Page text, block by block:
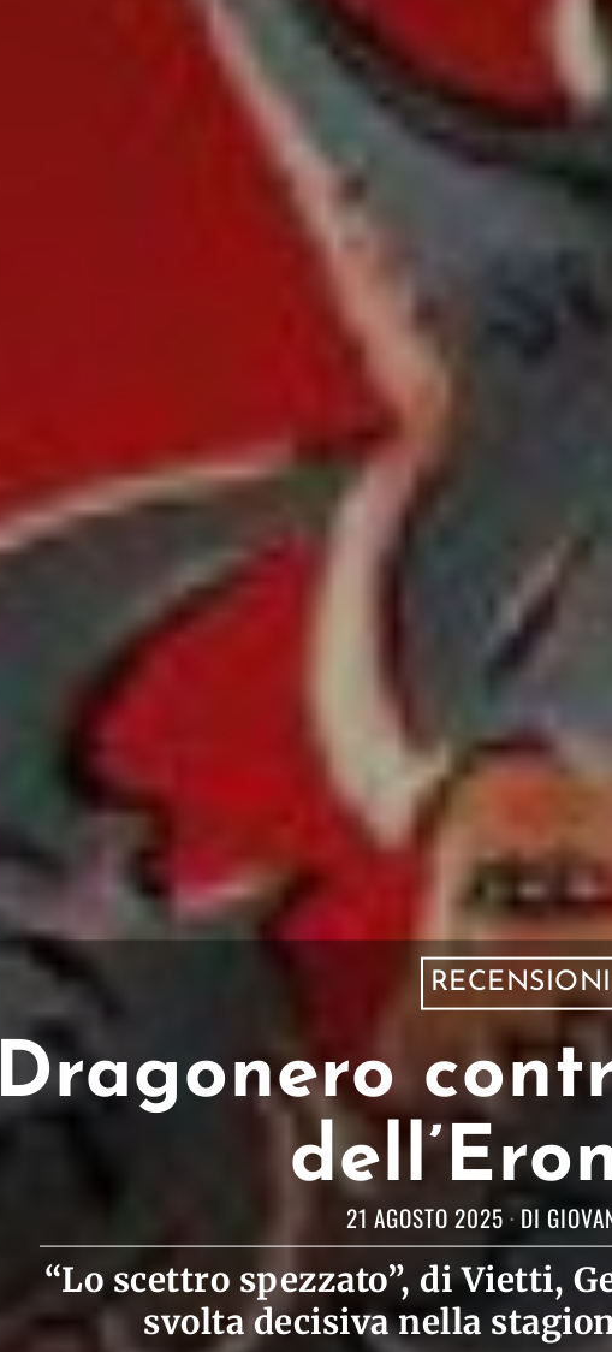
RECENSIONI
Dragonero
21 AGOSTO 2025 DI
“Lo scettro spezzato”, di Vietti,
svolta decisiva nella